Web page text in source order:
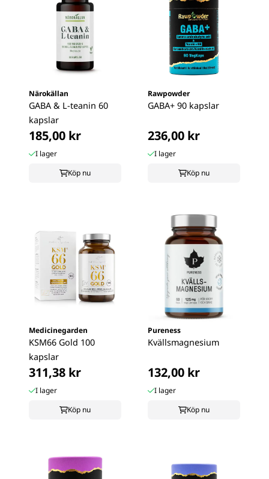
Närokällan
GABA & L-teanin 60
kapslar
185,00 kr
I lager
Köp nu
Rawpowder
GABA+ 90 kapslar
236,00 kr
I lager
Köp nu
Medicinegarden
KSM66 Gold 100
kapslar
311,38 kr
I lager
Köp nu
Pureness
Kvällsmagnesium
132,00 kr
I lager
Köp nu